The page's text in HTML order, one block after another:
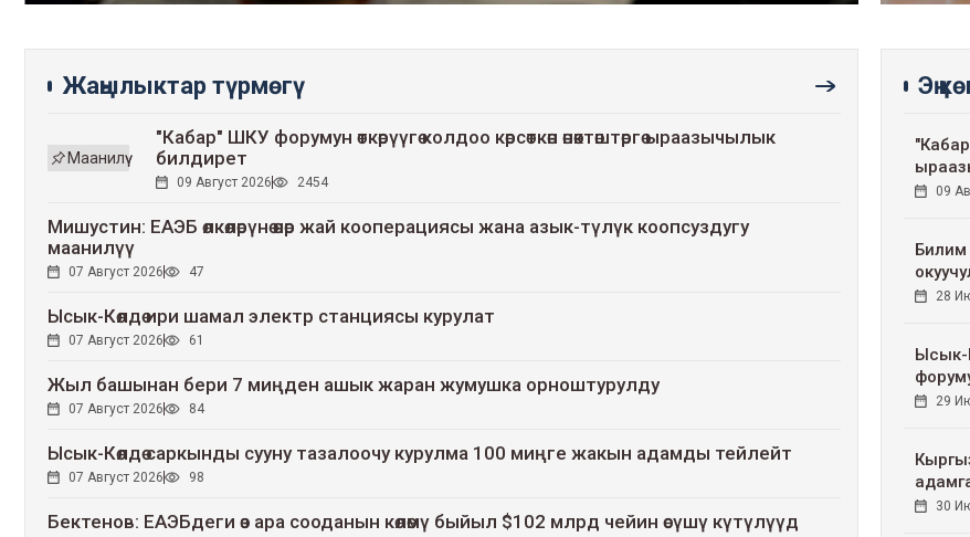
кызыкдар
Жаңылыктар түрмөгү
Маанилүү
"Кабар" ШКУ форумун өткөрүүгө колдоо көрсөткөн өнөктөштөргө ыраазычылык
билдирет
09 Август 2026 2454
Мишустин: ЕАЭБ өлкөлөрүнө өнөр жай кооперациясы жана азык-түлүк коопсуздугу
маанилүү
07 Август 2026 47
Ысык-Көлдө ири шамал электр станциясы курулат
07 Август 2026 61
Жыл башынан бери 7 миңден ашык жаран жумушка орноштурулду
07 Август 2026 84
Ысык-Көлдө саркынды сууну тазалоочу курулма 100 миңге жакын адамды тейлейт
07 Август 2026 98
Бектенов: ЕАЭБдеги өз ара сооданын көлөмү быйыл $102 млрд чейин өсүшү күтүлүүдө
Эң
"Кабар"
09
Билим
28
Ысык-
29
30